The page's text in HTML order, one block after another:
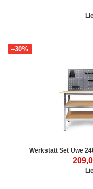
Werkstatt Set Uwe
--30%